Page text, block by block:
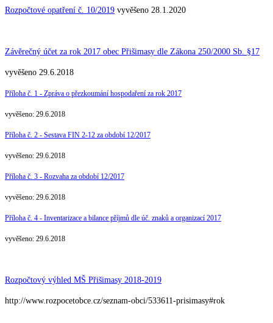
Rozpočtové opatření č. 10/2019 vyvěšeno 28.1.2020
Závěrečný účet za rok 2017 obec Přišimasy dle Zákona 250/2000 Sb. §17
vyvěšeno 29.6.2018
Příloha č. 1 - Zpráva o přezkoumání hospodaření za rok 2017
vyvěšeno: 29.6.2018
Příloha č. 2 - Sestava FIN 2-12 za období 12/2017
vyvěšeno: 29.6.2018
Příloha č. 3 - Rozvaha za období 12/2017
vyvěšeno: 29.6.2018
Příloha č. 4 - Inventarizace a bilance příjmů dle úč. znaků a organizací 2017
vyvěšeno: 29.6.2018
Rozpočtový výhled MŠ Přišimasy 2018-2019
http://www.rozpocetobce.cz/seznam-obci/533611-prisimasy#rok